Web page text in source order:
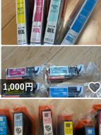
1,000円